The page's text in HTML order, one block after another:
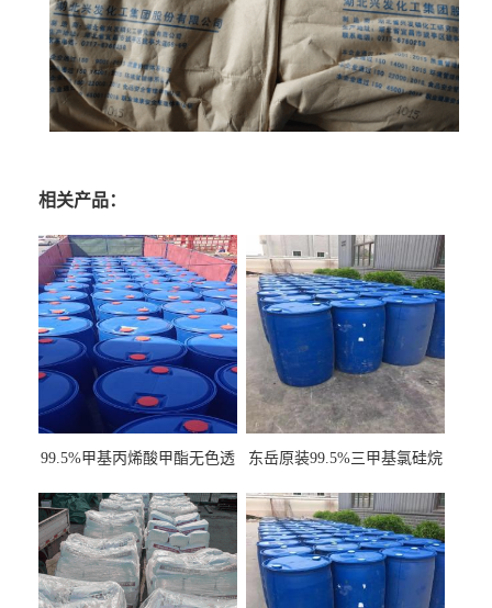
相关产品：
99.5%甲基丙烯酸甲酯无色透
东岳原装99.5%三甲基氯硅烷